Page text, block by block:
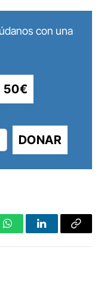
con una
50€
DONAR
WhatsAppLinkedInCopy